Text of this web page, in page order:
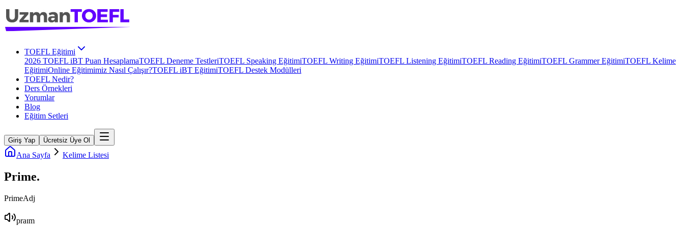
TOEFL Eğitimi
2026 TOEFL iBT Puan HesaplamaTOEFL Deneme TestleriTOEFL Speaking EğitimiTOEFL Writing EğitimiTOEFL Listening EğitimiTOEFL Reading EğitimiTOEFL Grammer EğitimiTOEFL Kelime
EğitimiOnline Eğitimimiz Nasıl Çalışır?TOEFL iBT EğitimiTOEFL Destek Modülleri
TOEFL Nedir?
Ders Örnekleri
Yorumlar
Blog
Eğitim Setleri
Giriş Yap Ücretsiz Üye Ol
Ana Sayfa Kelime Listesi
Prime.
PrimeAdj
praɪm